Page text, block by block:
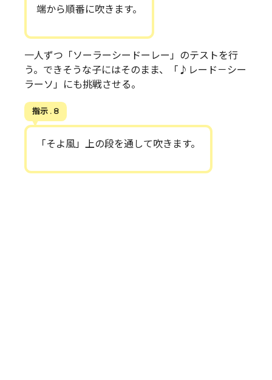
端から順番に吹きます。
一人ずつ「ソーラーシードーレー」のテストを行
う。できそうな子にはそのまま、「♪レード－シー
ラーソ」にも挑戦させる。
指示 . 8
「そよ風」上の段を通して吹きます。